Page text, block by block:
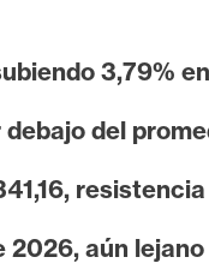
3,79%
del
2026, aún lejano